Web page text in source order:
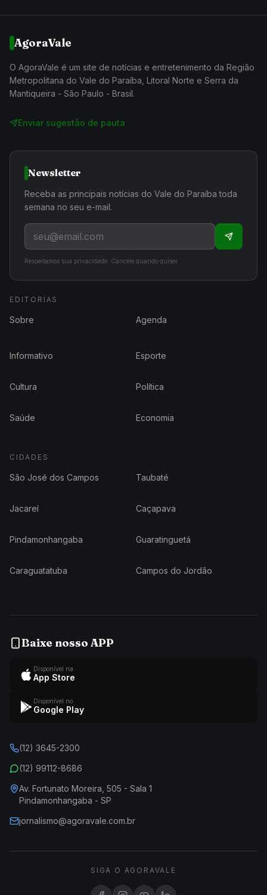
AgoraVale
O AgoraVale é um site de notícias e entretenimento da Região
Metropolitana do Vale do Paraíba, Litoral Norte e Serra da
Mantiqueira - São Paulo - Brasil.
Enviar sugestão de pauta
Newsletter
Receba as principais notícias do Vale do Paraíba toda
semana no seu e-mail.
Respeitamos sua privacidade. Cancele quando quiser.
EDITORIAS
Sobre Agenda
Informativo Esporte
Cultura Política
Saúde Economia
CIDADES
São José dos Campos Taubaté
Jacareí Caçapava
Pindamonhangaba Guaratinguetá
Caraguatatuba Campos do Jordão
Baixe nosso APP
Disponível na
App Store
Disponível no
Google Play
(12) 3645-2300
(12) 99112-8686
Av. Fortunato Moreira, 505 - Sala 1
Pindamonhangaba - SP
jornalismo@agoravale.com.br
SIGA O AGORAVALE